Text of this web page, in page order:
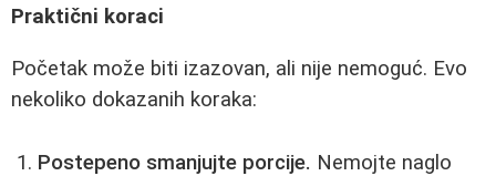
Praktični koraci
Početak može biti izazovan, ali nije nemoguć. Evo
nekoliko dokazanih koraka:
Postepeno smanjujte porcije. Nemojte naglo